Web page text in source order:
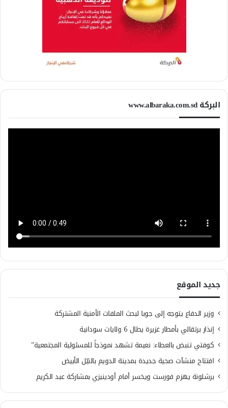
البركة www.albaraka.com.sd
جديد الموقع
وزير الدفاع يتوجه إلى جوبا لبحث الملفات الأمنية المشتركة
إنذار برتقالي بأمطار غزيرة يطال 6 ولايات سودانية
كوفتي تنبض بالعطاء: نعيمة تشهد نموذجاً للمسئولية المجتمعية”
افتتاح منشآت صحية جديدة بمدينة الدويم بالنيّل الأبيض
برشلونة يهزم فورست ويخسر أمام أودينيزي بمشاركة عبد الكريم